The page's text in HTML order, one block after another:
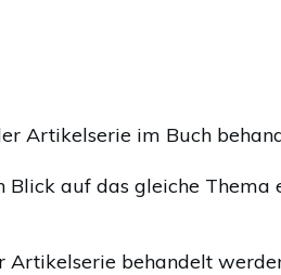
Artikelserie im Buch
auf das gleiche Thema
Artikelserie behandelt